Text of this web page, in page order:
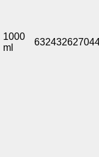
1000
ml